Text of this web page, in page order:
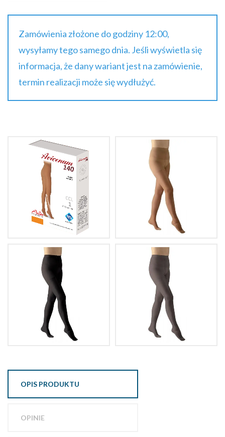
Zamówienia złożone do godziny 12:00,
wysyłamy tego samego dnia. Jeśli wyświetla się
informacja, że dany wariant jest na zamówienie,
termin realizacji może się wydłużyć.
OPIS PRODUKTU
OPINIE